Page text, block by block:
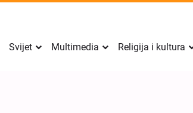
Svijet Multimedia Religija i kultura